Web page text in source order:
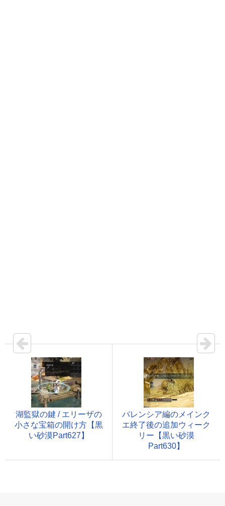
湖監獄の鍵 / エリーザの
小さな宝箱の開け方【黒
い砂漠Part627】
バレンシア編のメインク
エ終了後の追加ウィーク
リー【黒い砂漠
Part630】